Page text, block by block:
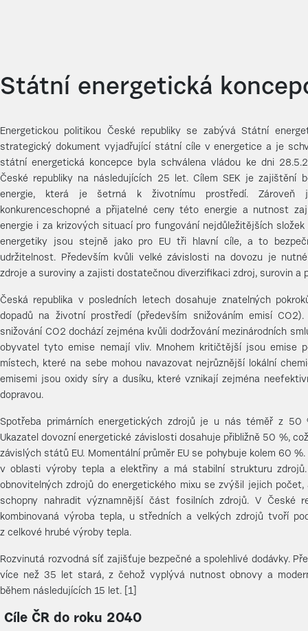
Státní energetická
Energetickou politikou České republiky se zabývá Státní
strategický dokument vyjadřující státní cíle v energetice a je
státní energetická koncepce byla schválena vládou ke dni
České republiky na následujících 25 let. Cílem SEK je zajištění
energie, která je šetrná k životnímu prostředí. Zároveň
konkurenceschopné a přijatelné ceny této energie a nutnost
energie i za krizových situací pro fungování nejdůležitějších
energetiky jsou stejně jako pro EU tři hlavní cíle, a to
udržitelnost. Především kvůli velké závislosti na dovozu je
zdroje a suroviny a zajisti dostatečnou diverzifikaci zdroj, surovin a
Česká republika v posledních letech dosahuje znatelných
dopadů na životní prostředí (především snižováním emisí
snižování CO2 dochází zejména kvůli dodržování mezinárodních
obyvatel tyto emise nemají vliv. Mnohem kritičtější jsou emise
místech, které na sebe mohou navazovat nejrůznější lokální
emisemi jsou oxidy síry a dusíku, které vznikají zejména
dopravou.
Spotřeba primárních energetických zdrojů je u nás téměř z 50
Ukazatel dovozní energetické závislosti dosahuje přibližně 50 %,
závislých států EU. Momentální průměr EU se pohybuje kolem 60
v oblasti výroby tepla a elektřiny a má stabilní strukturu zdrojů.
obnovitelných zdrojů do energetického mixu se zvýšil jejich
schopny nahradit významnější část fosilních zdrojů. V České
kombinovaná výroba tepla, u středních a velkých zdrojů tvoří
z celkové hrubé výroby tepla.
Rozvinutá rozvodná síť zajišťuje bezpečné a spolehlivé dodávky.
více než 35 let stará, z čehož vyplývá nutnost obnovy a
během následujících 15 let. [1]
Cíle ČR do roku 2040